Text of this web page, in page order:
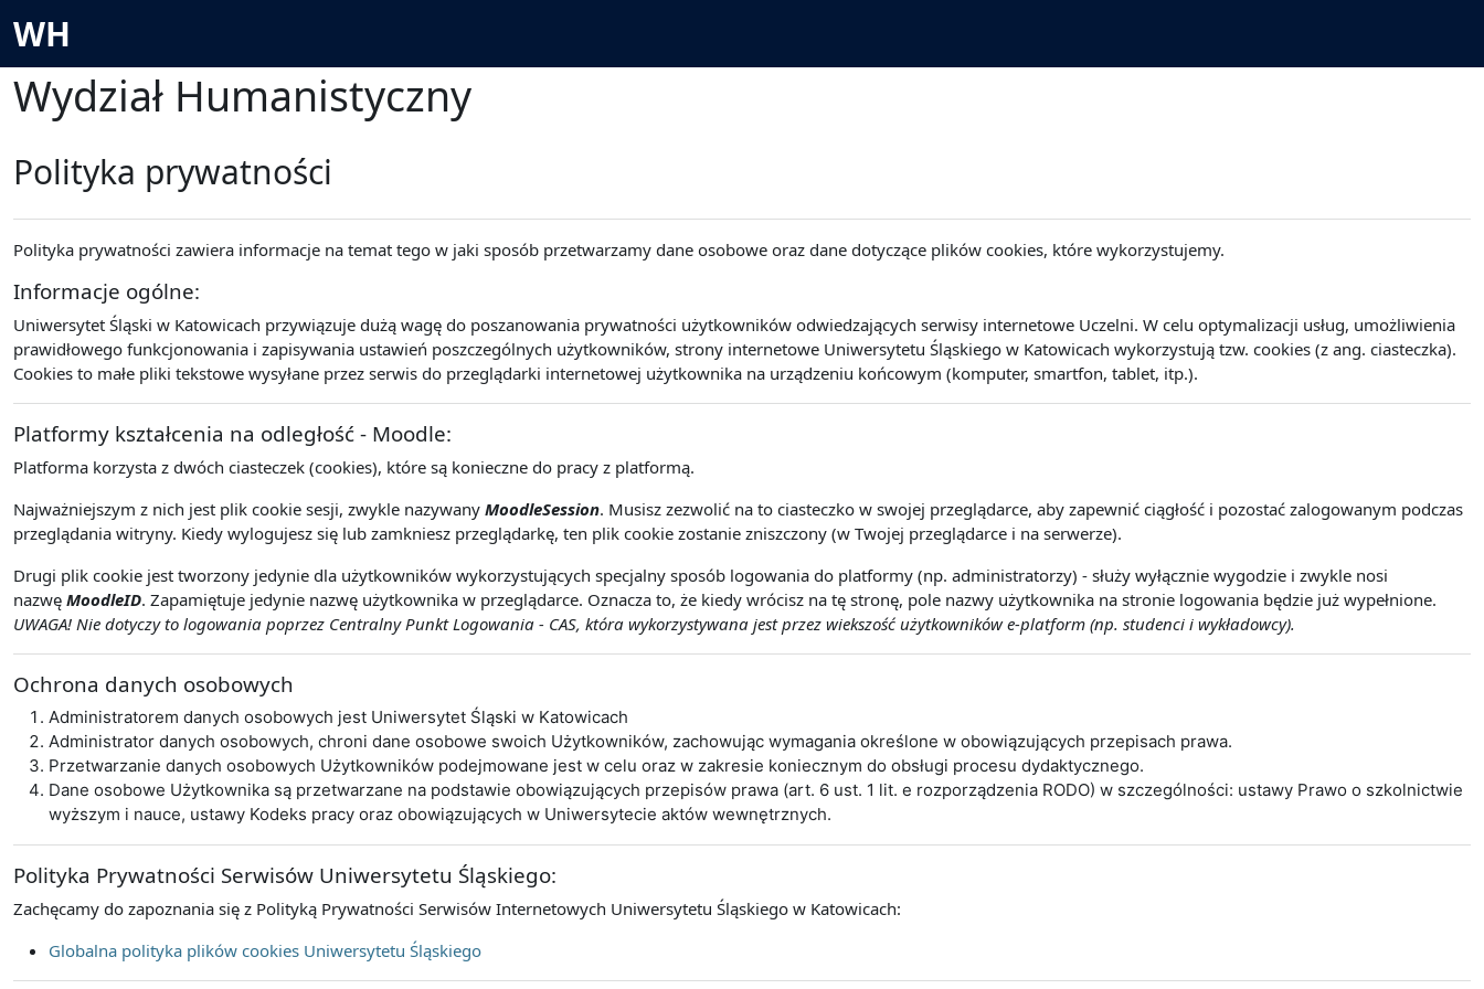
WH
Wydział Humanistyczny
Polityka prywatności
Polityka prywatności zawiera informacje na temat tego w jaki sposób przetwarzamy dane osobowe oraz dane dotyczące plików cookies, które wykorzystujemy.
Informacje ogólne:
Uniwersytet Śląski w Katowicach przywiązuje dużą wagę do poszanowania prywatności użytkowników odwiedzających serwisy internetowe Uczelni. W celu optymalizacji usług, umożliwienia
prawidłowego funkcjonowania i zapisywania ustawień poszczególnych użytkowników, strony internetowe Uniwersytetu Śląskiego w Katowicach wykorzystują tzw. cookies (z ang. ciasteczka).
Cookies to małe pliki tekstowe wysyłane przez serwis do przeglądarki internetowej użytkownika na urządzeniu końcowym (komputer, smartfon, tablet, itp.).
Platformy kształcenia na odległość - Moodle:
Platforma korzysta z dwóch ciasteczek (cookies), które są konieczne do pracy z platformą.
Najważniejszym z nich jest plik cookie sesji, zwykle nazywany MoodleSession. Musisz zezwolić na to ciasteczko w swojej przeglądarce, aby zapewnić ciągłość i pozostać zalogowanym podczas
przeglądania witryny. Kiedy wylogujesz się lub zamkniesz przeglądarkę, ten plik cookie zostanie zniszczony (w Twojej przeglądarce i na serwerze).
Drugi plik cookie jest tworzony jedynie dla użytkowników wykorzystujących specjalny sposób logowania do platformy (np. administratorzy) - służy wyłącznie wygodzie i zwykle nosi
nazwę MoodleID. Zapamiętuje jedynie nazwę użytkownika w przeglądarce. Oznacza to, że kiedy wrócisz na tę stronę, pole nazwy użytkownika na stronie logowania będzie już wypełnione.
UWAGA! Nie dotyczy to logowania poprzez Centralny Punkt Logowania - CAS, która wykorzystywana jest przez wiekszość użytkowników e-platform (np. studenci i wykładowcy).
Ochrona danych osobowych
Administratorem danych osobowych jest Uniwersytet Śląski w Katowicach
Administrator danych osobowych, chroni dane osobowe swoich Użytkowników, zachowując wymagania określone w obowiązujących przepisach prawa.
Przetwarzanie danych osobowych Użytkowników podejmowane jest w celu oraz w zakresie koniecznym do obsługi procesu dydaktycznego.
Dane osobowe Użytkownika są przetwarzane na podstawie obowiązujących przepisów prawa (art. 6 ust. 1 lit. e rozporządzenia RODO) w szczególności: ustawy Prawo o szkolnictwie
wyższym i nauce, ustawy Kodeks pracy oraz obowiązujących w Uniwersytecie aktów wewnętrznych.
Polityka Prywatności Serwisów Uniwersytetu Śląskiego:
Zachęcamy do zapoznania się z Polityką Prywatności Serwisów Internetowych Uniwersytetu Śląskiego w Katowicach:
Globalna polityka plików cookies Uniwersytetu Śląskiego